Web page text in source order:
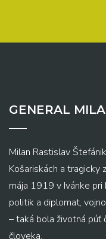
GENERAL
Milan Rastislav
Košariskách a tragicky
mája 1919 v Ivánke pri
politik a diplomat,
– taká bola životná púť
človeka.